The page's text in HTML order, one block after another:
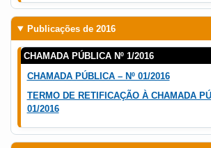
Publicações de 2016
CHAMADA PÚBLICA Nº 1/2016
CHAMADA PÚBLICA – Nº 01/2016
TERMO DE RETIFICAÇÃO À CHAMADA
01/2016